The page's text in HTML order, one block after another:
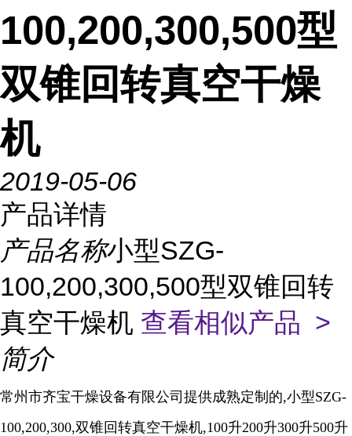
100,200,300,500型
双锥回转真空干燥
机
2019-05-06
产品详情
产品名称小型SZG-
100,200,300,500型双锥回转
真空干燥机 查看相似产品 >
简介
常州市齐宝干燥设备有限公司提供成熟定制的,小型SZG-
100,200,300,双锥回转真空干燥机,100升200升300升500升